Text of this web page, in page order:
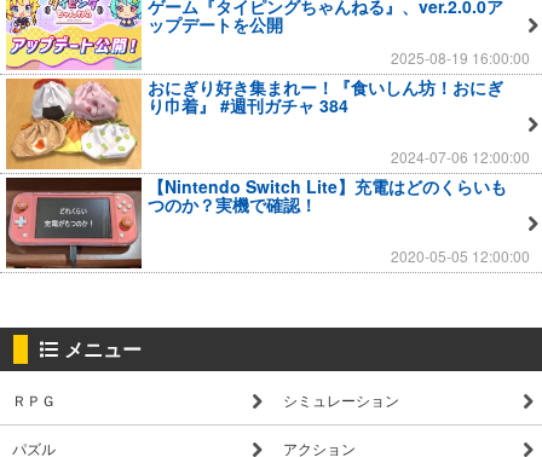
ゲーム『タイピングちゃんねる』、ver.2.0.0ア
ップデートを公開
2025-08-19 16:00:00
おにぎり好き集まれー！『食いしん坊！おにぎ
り巾着』 #週刊ガチャ 384
2024-07-06 12:00:00
【Nintendo Switch Lite】充電はどのくらいも
つのか？実機で確認！
2020-05-05 12:00:00
メニュー
ＲＰＧ シミュレーション
パズル アクション